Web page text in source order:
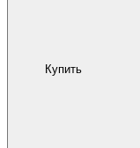
Купить